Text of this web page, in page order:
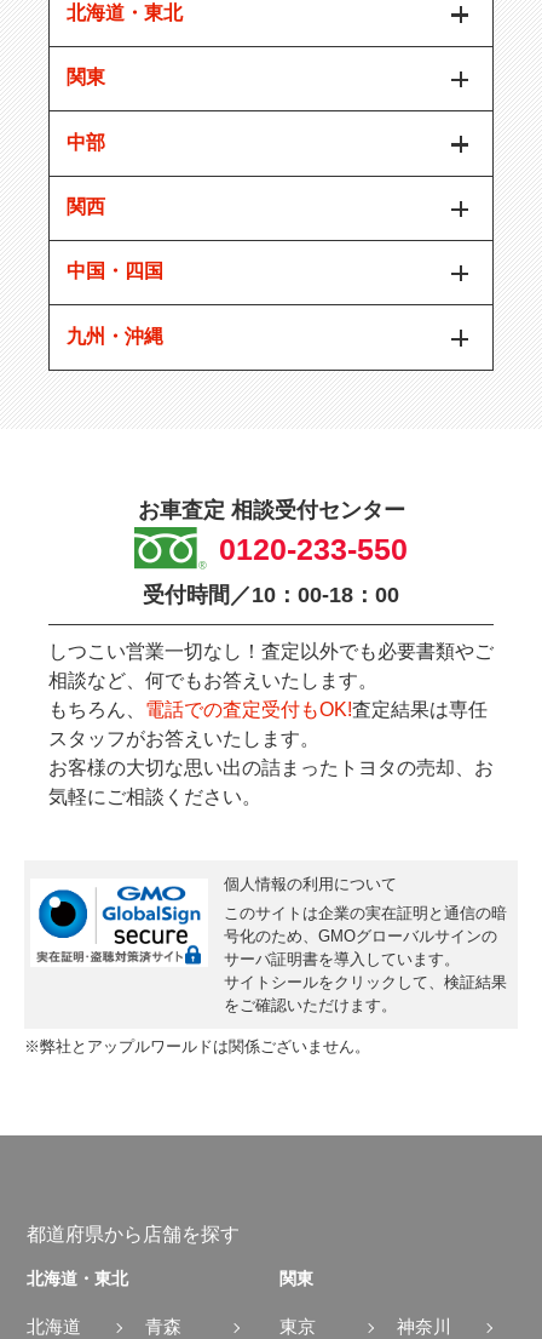
北海道・東北
関東
中部
関西
中国・四国
九州・沖縄
お車査定 相談受付センター
0120-233-550
受付時間／10：00-18：00
しつこい営業一切なし！査定以外でも必要書類やご
相談など、何でもお答えいたします。
もちろん、 電話での査定受付もOK!査定結果は専任
スタッフがお答えいたします。
お客様の大切な思い出の詰まったトヨタの売却、お
気軽にご相談ください。
個人情報の利用について
このサイトは企業の実在証明と通信の暗
号化のため、GMOグローバルサインの
サーバ証明書を導入しています。
サイトシールをクリックして、検証結果
をご確認いただけます。
※弊社とアップルワールドは関係ございません。
都道府県から店舗を探す
北海道・東北
北海道
青森
関東
東京
神奈川